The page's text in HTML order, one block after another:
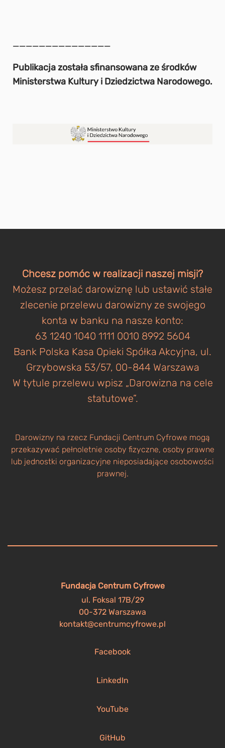
_______________
Publikacja została sfinansowana ze środków
Ministerstwa Kultury i Dziedzictwa Narodowego.
Chcesz pomóc w realizacji naszej misji?
Możesz przelać darowiznę lub ustawić stałe
zlecenie przelewu darowizny ze swojego
konta w banku na nasze konto:
63 1240 1040 1111 0010 8992 5604
Bank Polska Kasa Opieki Spółka Akcyjna, ul.
Grzybowska 53/57, 00-844 Warszawa
W tytule przelewu wpisz „Darowizna na cele
statutowe”.
Darowizny na rzecz Fundacji Centrum Cyfrowe mogą
przekazywać pełnoletnie osoby fizyczne, osoby prawne
lub jednostki organizacyjne nieposiadające osobowości
prawnej.
Fundacja Centrum Cyfrowe
ul. Foksal 17B/29
00-372 Warszawa
kontakt@centrumcyfrowe.pl
Facebook
LinkedIn
YouTube
GitHub